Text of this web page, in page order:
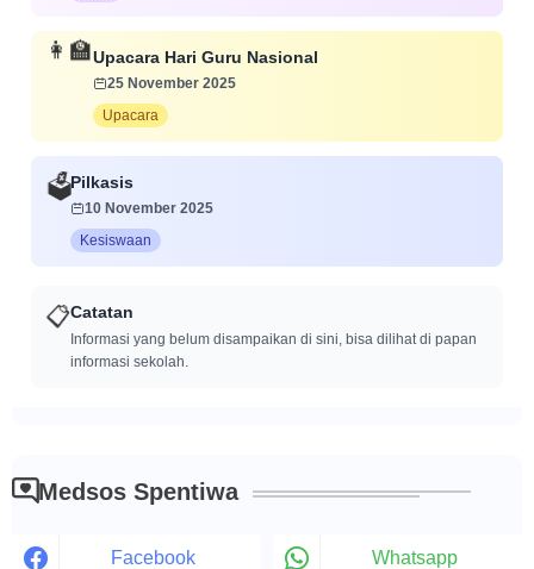
👩‍🏫Upacara Hari Guru Nasional
25 November 2025
Upacara
🗳️Pilkasis
10 November 2025
Kesiswaan
📋Catatan
Informasi yang belum disampaikan di sini, bisa dilihat di papan
informasi sekolah.
Medsos Spentiwa
Facebook Whatsapp